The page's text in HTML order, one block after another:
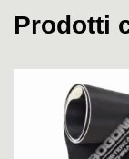
Prodotti